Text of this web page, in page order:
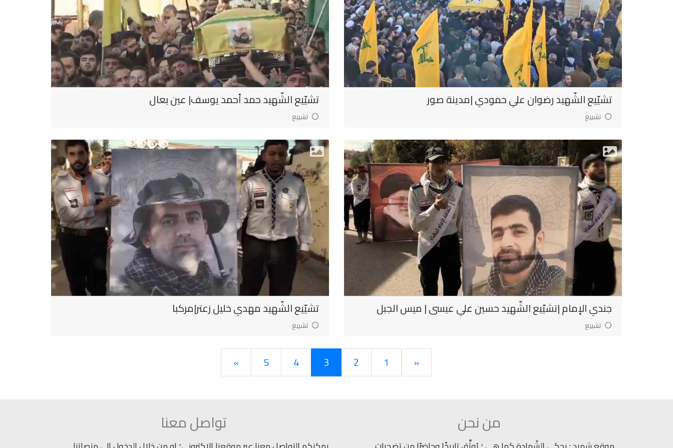
تشيّيع الشّهيد رضوان علي حمودي |مدينة صور
تشييع
تشيّيع الشّهيد حمد أحمد يوسف| عين بعال
تشييع
جندي الإمام |تشيّيع الشّهيد حسين علي عيسى | ميس الجبل
تشييع
تشيّيع الشّهيد مهدي خليل زعتر|مركبا
تشييع
«
1
2
3
4
5
»
من نحن تواصل معنا